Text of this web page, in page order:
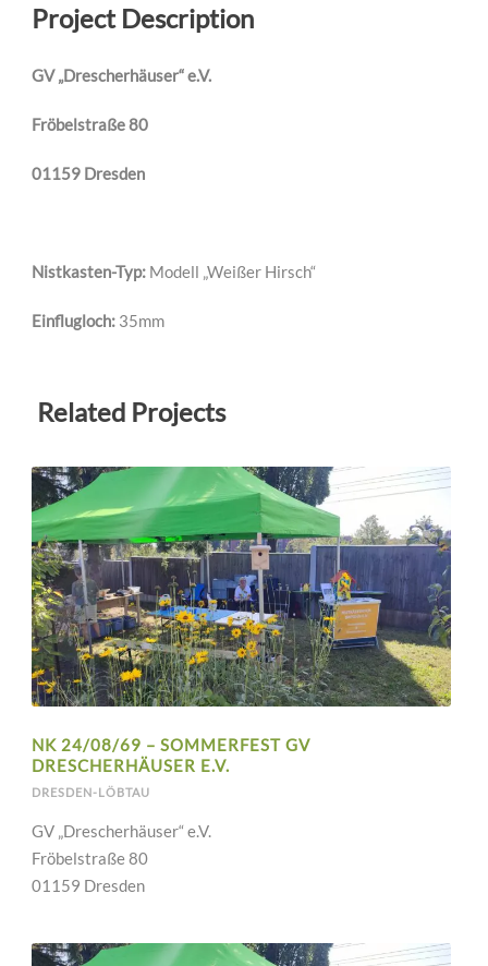
Project Description
GV „Drescherhäuser“ e.V.
Fröbelstraße 80
01159 Dresden
Nistkasten-Typ: Modell „Weißer Hirsch“
Einflugloch: 35mm
Related Projects
NK 24/08/69 – SOMMERFEST GV
DRESCHERHÄUSER E.V.
DRESDEN-LÖBTAU
GV „Drescherhäuser“ e.V.
Fröbelstraße 80
01159 Dresden